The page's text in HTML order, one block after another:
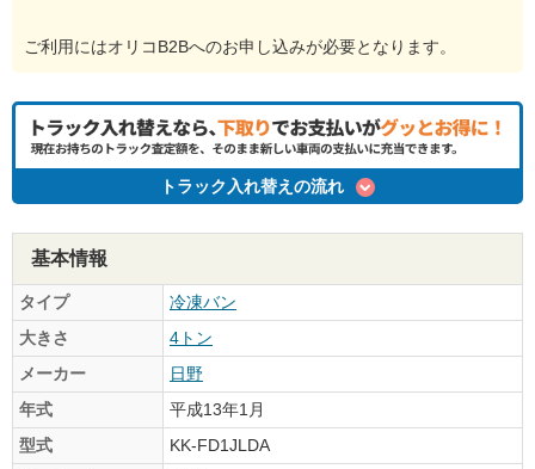
ご利用にはオリコB2Bへのお申し込みが必要となります。
トラック入れ替えの流れ
基本情報
タイプ
冷凍バン
大きさ
4トン
メーカー
日野
年式
平成13年1月
型式
KK-FD1JLDA